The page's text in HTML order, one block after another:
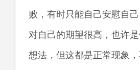
败，有时只能自己安慰自
对自己的期望很高，也许
想法，但这都是正常现象